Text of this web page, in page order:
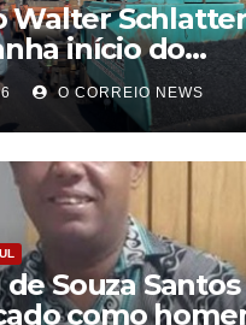
Walter Schlatter
início do
e pede
da
do Sul
O CORREIO NEWS
Souza Santos
como